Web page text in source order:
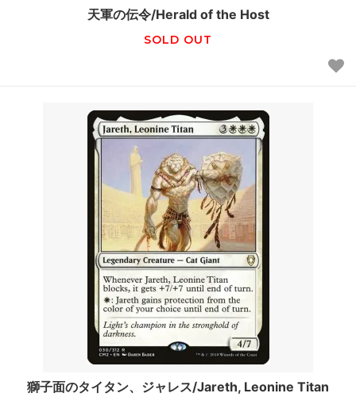
天軍の伝令/Herald of the Host
SOLD OUT
獅子面のタイタン、ジャレス/Jareth, Leonine Titan